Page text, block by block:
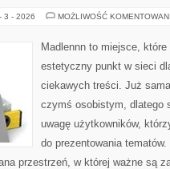
3 - 2026 MOŻLIWOŚĆ
Madlennn to miejsce,
estetyczny punkt w sieci
ciekawych treści. Już
czymś osobistym, dlatego
uwagę użytkowników,
do prezentowania
przestrzeń, w której ważne są